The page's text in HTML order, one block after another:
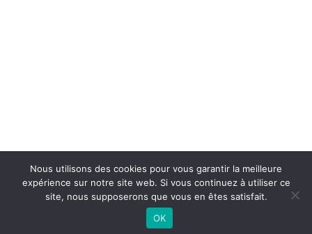
Nous utilisons des cookies pour vous garantir la meilleure
expérience sur notre site web. Si vous continuez à utiliser ce
site, nous supposerons que vous en êtes satisfait.
OK